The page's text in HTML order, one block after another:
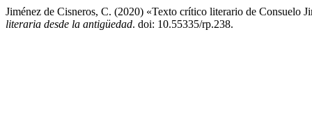
Jiménez de Cisneros, C. (2020) «Texto crítico literario de Consuelo
literaria desde la antigüedad. doi: 10.55335/rp.238.